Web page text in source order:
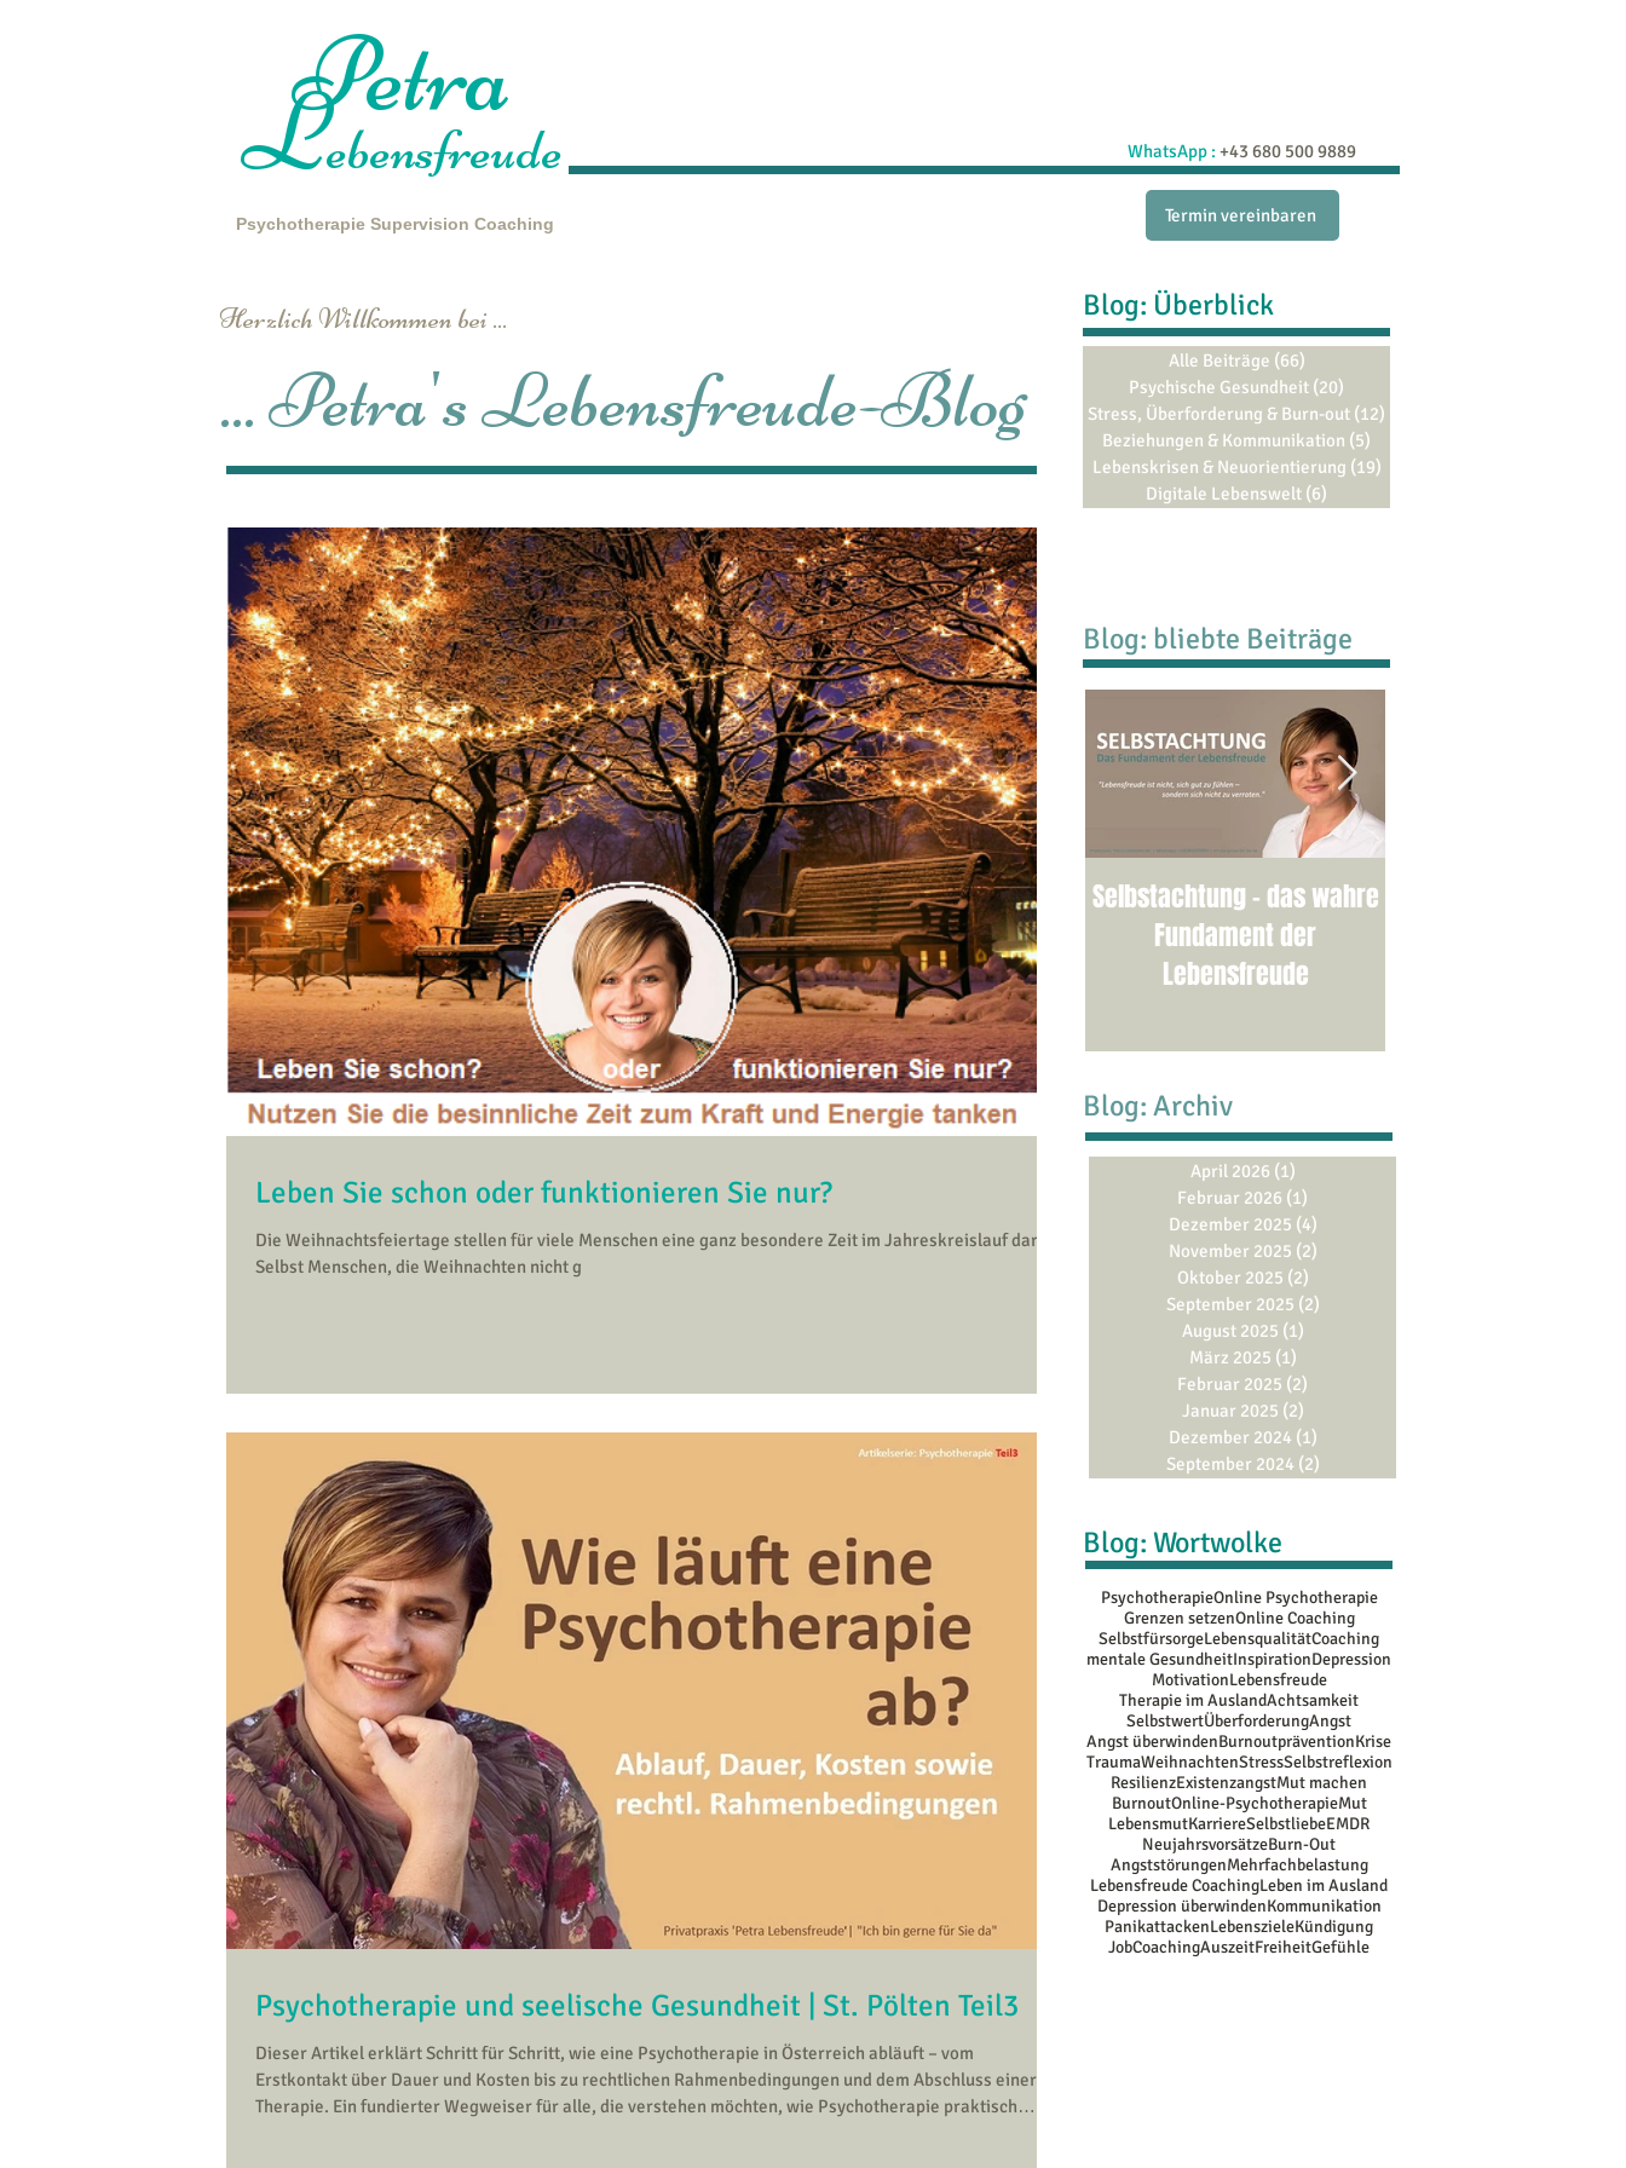
WhatsApp : +43 680 500 9889
Petra
Lebensfreude
Psychotherapie Supervision Coaching Termin vereinbaren
Herzlich Willkommen bei ...
... Petra's Lebensfreude-Blog
Leben Sie schon oder funktionieren Sie nur?
Die Weihnachtsfeiertage stellen für viele Menschen eine ganz besondere Zeit im Jahreskreislauf dar.
Selbst Menschen, die Weihnachten nicht g
Psychotherapie und seelische Gesundheit | St. Pölten Teil3
Dieser Artikel erklärt Schritt für Schritt, wie eine Psychotherapie in Österreich abläuft – vom
Erstkontakt über Dauer und Kosten bis zu rechtlichen Rahmenbedingungen und dem Abschluss einer
Therapie. Ein fundierter Wegweiser für alle, die verstehen möchten, wie Psychotherapie praktisch
Blog: Überblick
Alle Beiträge (66)
Psychische Gesundheit (20)
Stress, Überforderung & Burn-out (12)
Beziehungen & Kommunikation (5)
Lebenskrisen & Neuorientierung (19)
Digitale Lebenswelt (6)
Blog: bliebte Beiträge
Selbstachtung - das wahre
Fundament der
Lebensfreude
Blog: Archiv
April 2026 (1)
Februar 2026 (1)
Dezember 2025 (4)
November 2025 (2)
Oktober 2025 (2)
September 2025 (2)
August 2025 (1)
März 2025 (1)
Februar 2025 (2)
Januar 2025 (2)
Dezember 2024 (1)
September 2024 (2)
Blog: Wortwolke
PsychotherapieOnline Psychotherapie
Grenzen setzenOnline Coaching
SelbstfürsorgeLebensqualitätCoaching
mentale GesundheitInspirationDepression
MotivationLebensfreude
Therapie im AuslandAchtsamkeit
SelbstwertÜberforderungAngst
Angst überwindenBurnoutpräventionKrise
TraumaWeihnachtenStressSelbstreflexion
ResilienzExistenzangstMut machen
BurnoutOnline-PsychotherapieMut
LebensmutKarriereSelbstliebeEMDR
NeujahrsvorsätzeBurn-Out
AngststörungenMehrfachbelastung
Lebensfreude CoachingLeben im Ausland
Depression überwindenKommunikation
PanikattackenLebenszieleKündigung
JobCoachingAuszeitFreiheitGefühle